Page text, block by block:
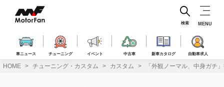
ス
車ニュース チューニング イベント 中古車 新車カタログ 自動車求人
検索 MENU
HOME チューニング・カスタム カスタム 「外観ノーマル、中身ガチ